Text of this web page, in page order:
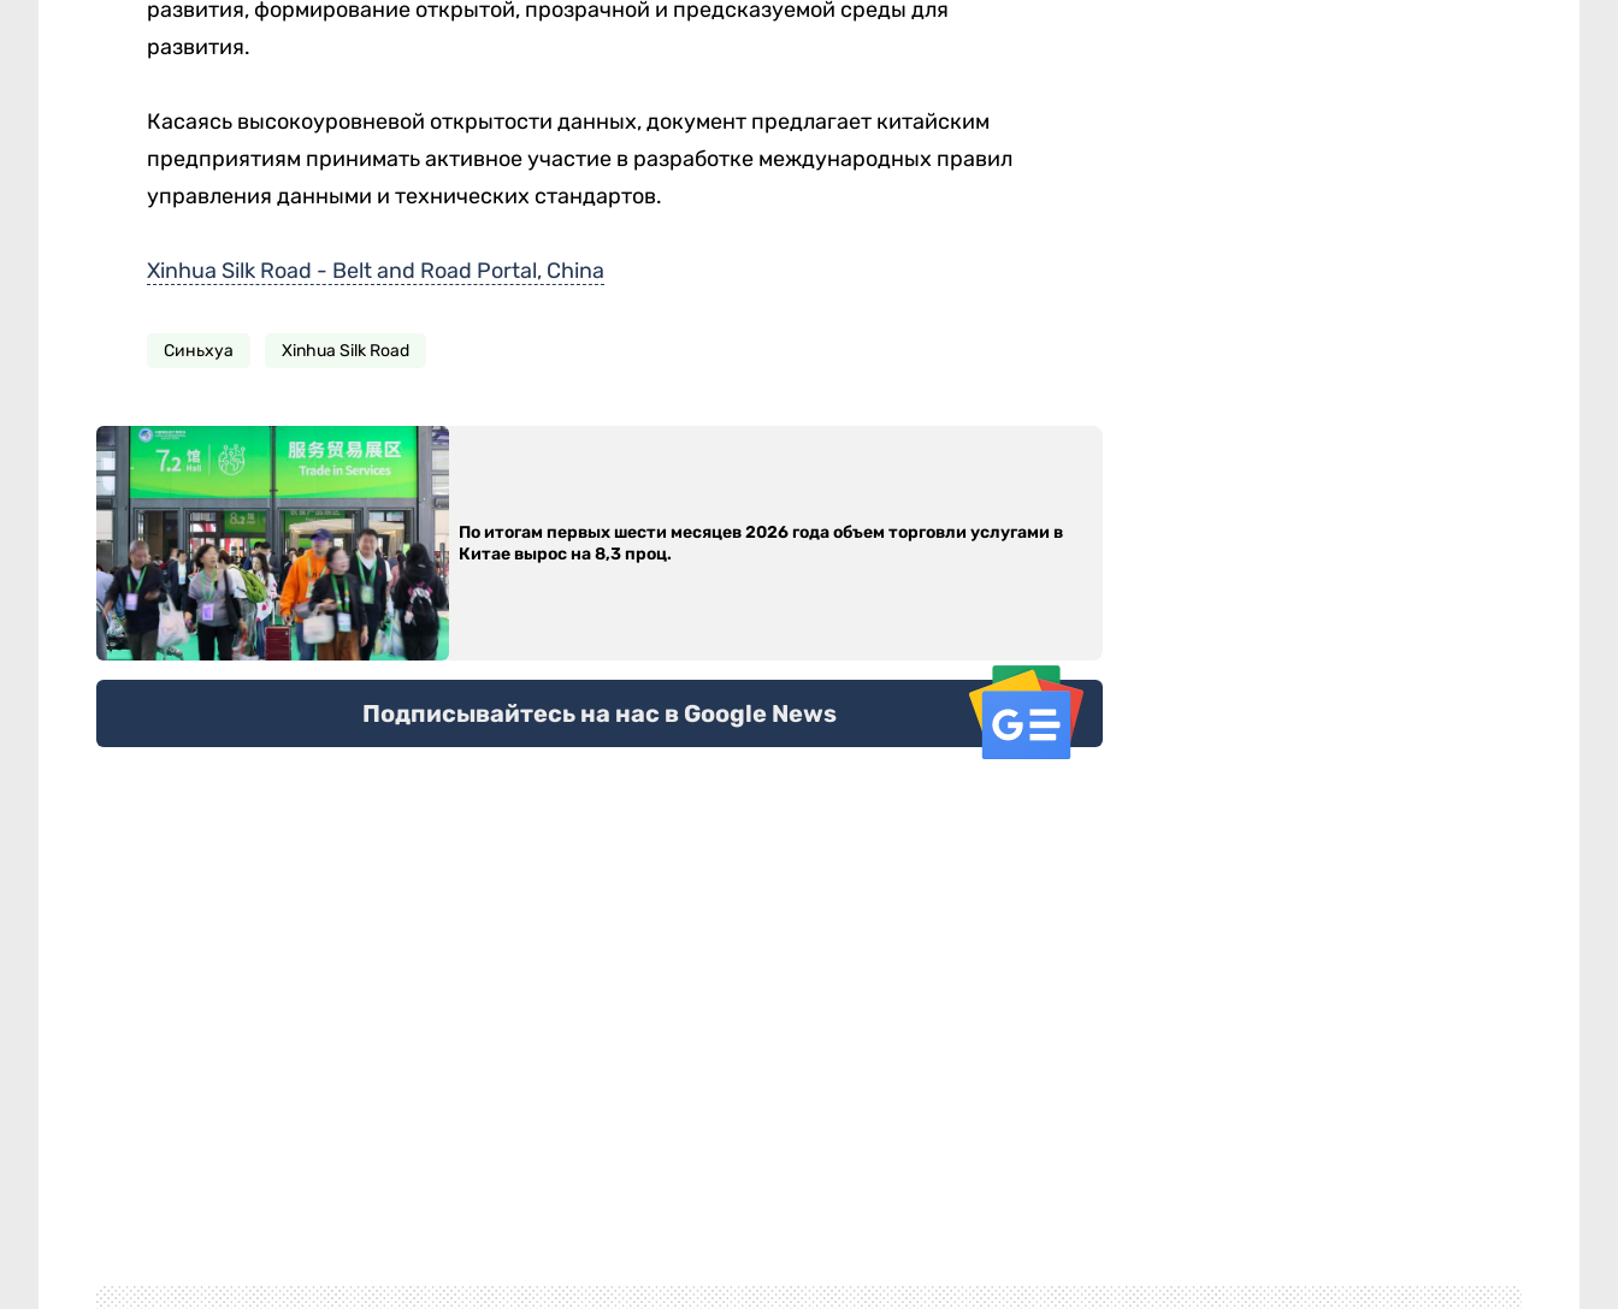
развития, формирование открытой, прозрачной и предсказуемой среды для
развития.
Касаясь высокоуровневой открытости данных, документ предлагает китайским
предприятиям принимать активное участие в разработке международных правил
управления данными и технических стандартов.
Xinhua Silk Road - Belt and Road Portal, China
Синьхуа Xinhua Silk Road
По итогам первых шести месяцев 2026 года объем торговли услугами в
Китае вырос на 8,3 проц.
Подписывайтесь на нас в Google News